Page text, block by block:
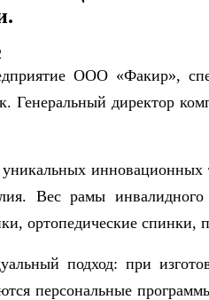
ООО «Факир»,
Генеральный директор
Вес рамы инвалидного
ортопедические
подход: при
персональные